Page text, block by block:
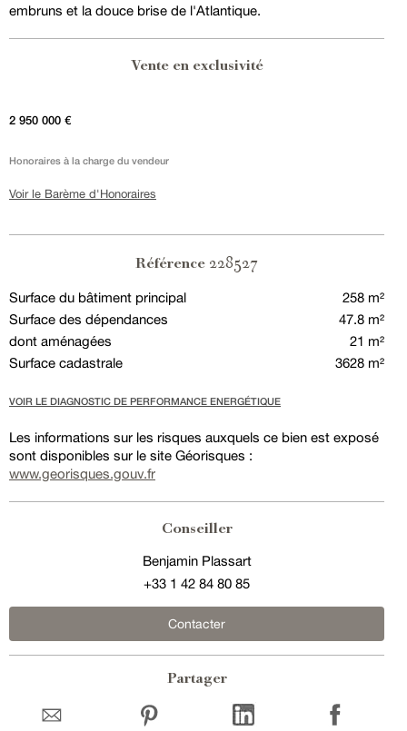
embruns et la douce brise de l'Atlantique.
Vente en exclusivité
2 950 000 €
Honoraires à la charge du vendeur
Voir le Barème d'Honoraires
Référence 228527
Surface du bâtiment principal
258 m²
Surface des dépendances
47.8 m²
dont aménagées
21 m²
Surface cadastrale
3628 m²
VOIR LE DIAGNOSTIC DE PERFORMANCE ENERGÉTIQUE
Les informations sur les risques auxquels ce bien est exposé
sont disponibles sur le site Géorisques :
www.georisques.gouv.fr
Conseiller
Benjamin Plassart
+33 1 42 84 80 85
Contacter
Partager